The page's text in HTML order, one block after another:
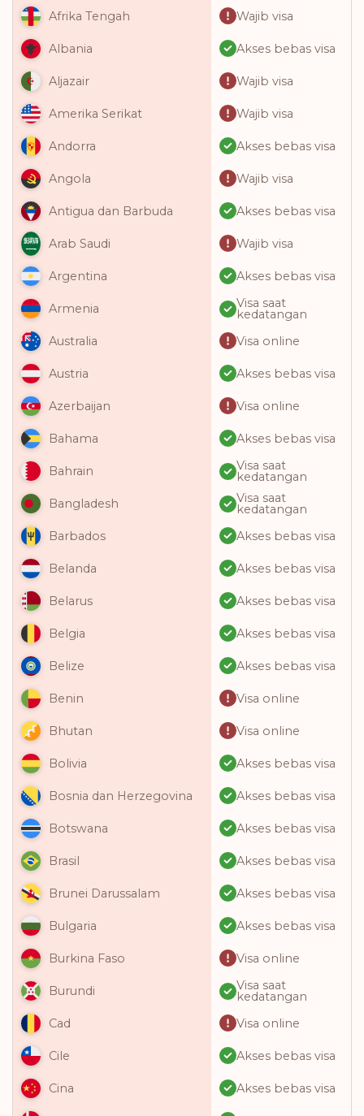
Afrika Tengah Wajib visa
Albania Akses bebas visa
Aljazair Wajib visa
Amerika Serikat Wajib visa
Andorra Akses bebas visa
Angola Wajib visa
Antigua dan Barbuda Akses bebas visa
Arab Saudi Wajib visa
Argentina Akses bebas visa
Armenia Visa saat
kedatangan
Australia
Visa online
Austria Akses bebas visa
Azerbaijan Visa online
Bahama Akses bebas visa
Bahrain Visa saat
kedatangan
Bangladesh
Visa saat
kedatangan
Barbados
Akses bebas visa
Belanda Akses bebas visa
Belarus Akses bebas visa
Belgia Akses bebas visa
Belize Akses bebas visa
Benin Visa online
Bhutan Visa online
Bolivia Akses bebas visa
Bosnia dan Herzegovina Akses bebas visa
Botswana Akses bebas visa
Brasil Akses bebas visa
Brunei Darussalam Akses bebas visa
Bulgaria Akses bebas visa
Burkina Faso Visa online
Burundi Visa saat
kedatangan
Cad
Visa online
Cile Akses bebas visa
Cina Akses bebas visa